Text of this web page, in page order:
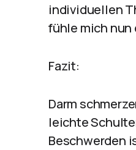
individuellen
fühle mich nun
Fazit:
Darm
leichte
Beschwerden